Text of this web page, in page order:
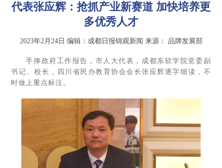
代表张应辉：抢抓产业新赛道 加快培养更
多优秀人才
2023年2月24日 编辑：成都日报锦观新闻 来源： 品牌发展部
手捧政府工作报告，市人大代表，成都东软学院党委副
书记、校长，四川省民办教育协会会长张应辉逐字细读，不
时做上重点标注。